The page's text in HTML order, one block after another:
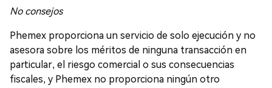
No consejos
Phemex proporciona un servicio de solo ejecución y no
asesora sobre los méritos de ninguna transacción en
particular, el riesgo comercial o sus consecuencias
fiscales, y Phemex no proporciona ningún otro